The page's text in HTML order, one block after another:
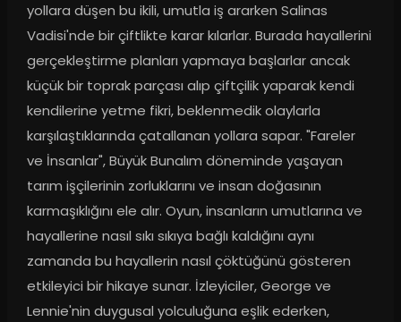
yollara düşen bu ikili, umutla iş ararken Salinas
Vadisi'nde bir çiftlikte karar kılarlar. Burada hayallerini
gerçekleştirme planları yapmaya başlarlar ancak
küçük bir toprak parçası alıp çiftçilik yaparak kendi
kendilerine yetme fikri, beklenmedik olaylarla
karşılaştıklarında çatallanan yollara sapar. "Fareler
ve İnsanlar", Büyük Bunalım döneminde yaşayan
tarım işçilerinin zorluklarını ve insan doğasının
karmaşıklığını ele alır. Oyun, insanların umutlarına ve
hayallerine nasıl sıkı sıkıya bağlı kaldığını aynı
zamanda bu hayallerin nasıl çöktüğünü gösteren
etkileyici bir hikaye sunar. İzleyiciler, George ve
Lennie'nin duygusal yolculuğuna eşlik ederken,